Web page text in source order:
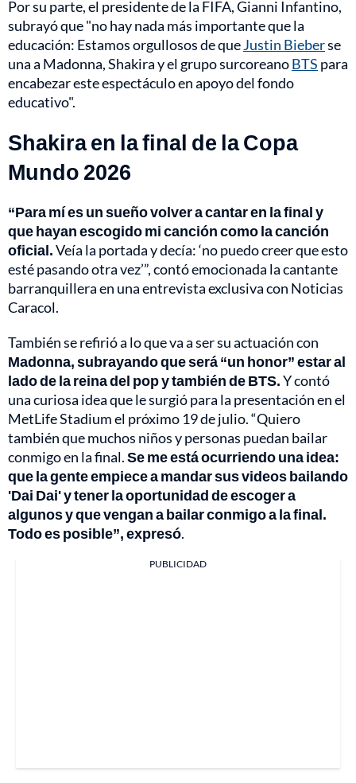
Por su parte, el presidente de la FIFA, Gianni Infantino,
subrayó que "no hay nada más importante que la
educación: Estamos orgullosos de queJustin Bieberse
una a Madonna, Shakira y el grupo surcoreanoBTS para
encabezar este espectáculo en apoyo del fondo
educativo".
Shakira en la final de la Copa
Mundo 2026
“Para mí es un sueño volver a cantar en la final y
que hayan escogido mi canción como la canción
oficial.Veía la portada y decía: ‘no puedo creer que esto
esté pasando otra vez’”, contó emocionada la cantante
barranquillera en una entrevista exclusiva con Noticias
Caracol.
También se refirió a lo que va a ser su actuación con
Madonna, subrayando que será “un honor” estar al
lado de la reina del pop y también de BTS.Y contó
una curiosa idea que le surgió para la presentación en el
MetLife Stadium el próximo 19 de julio. “Quiero
también que muchos niños y personas puedan bailar
conmigo en la final.Se me está ocurriendo una idea:
que la gente empiece a mandar sus videos bailando
'Dai Dai' y tener la oportunidad de escoger a
algunos y que vengan a bailar conmigo a la final.
Todo es posible”, expresó.
PUBLICIDAD